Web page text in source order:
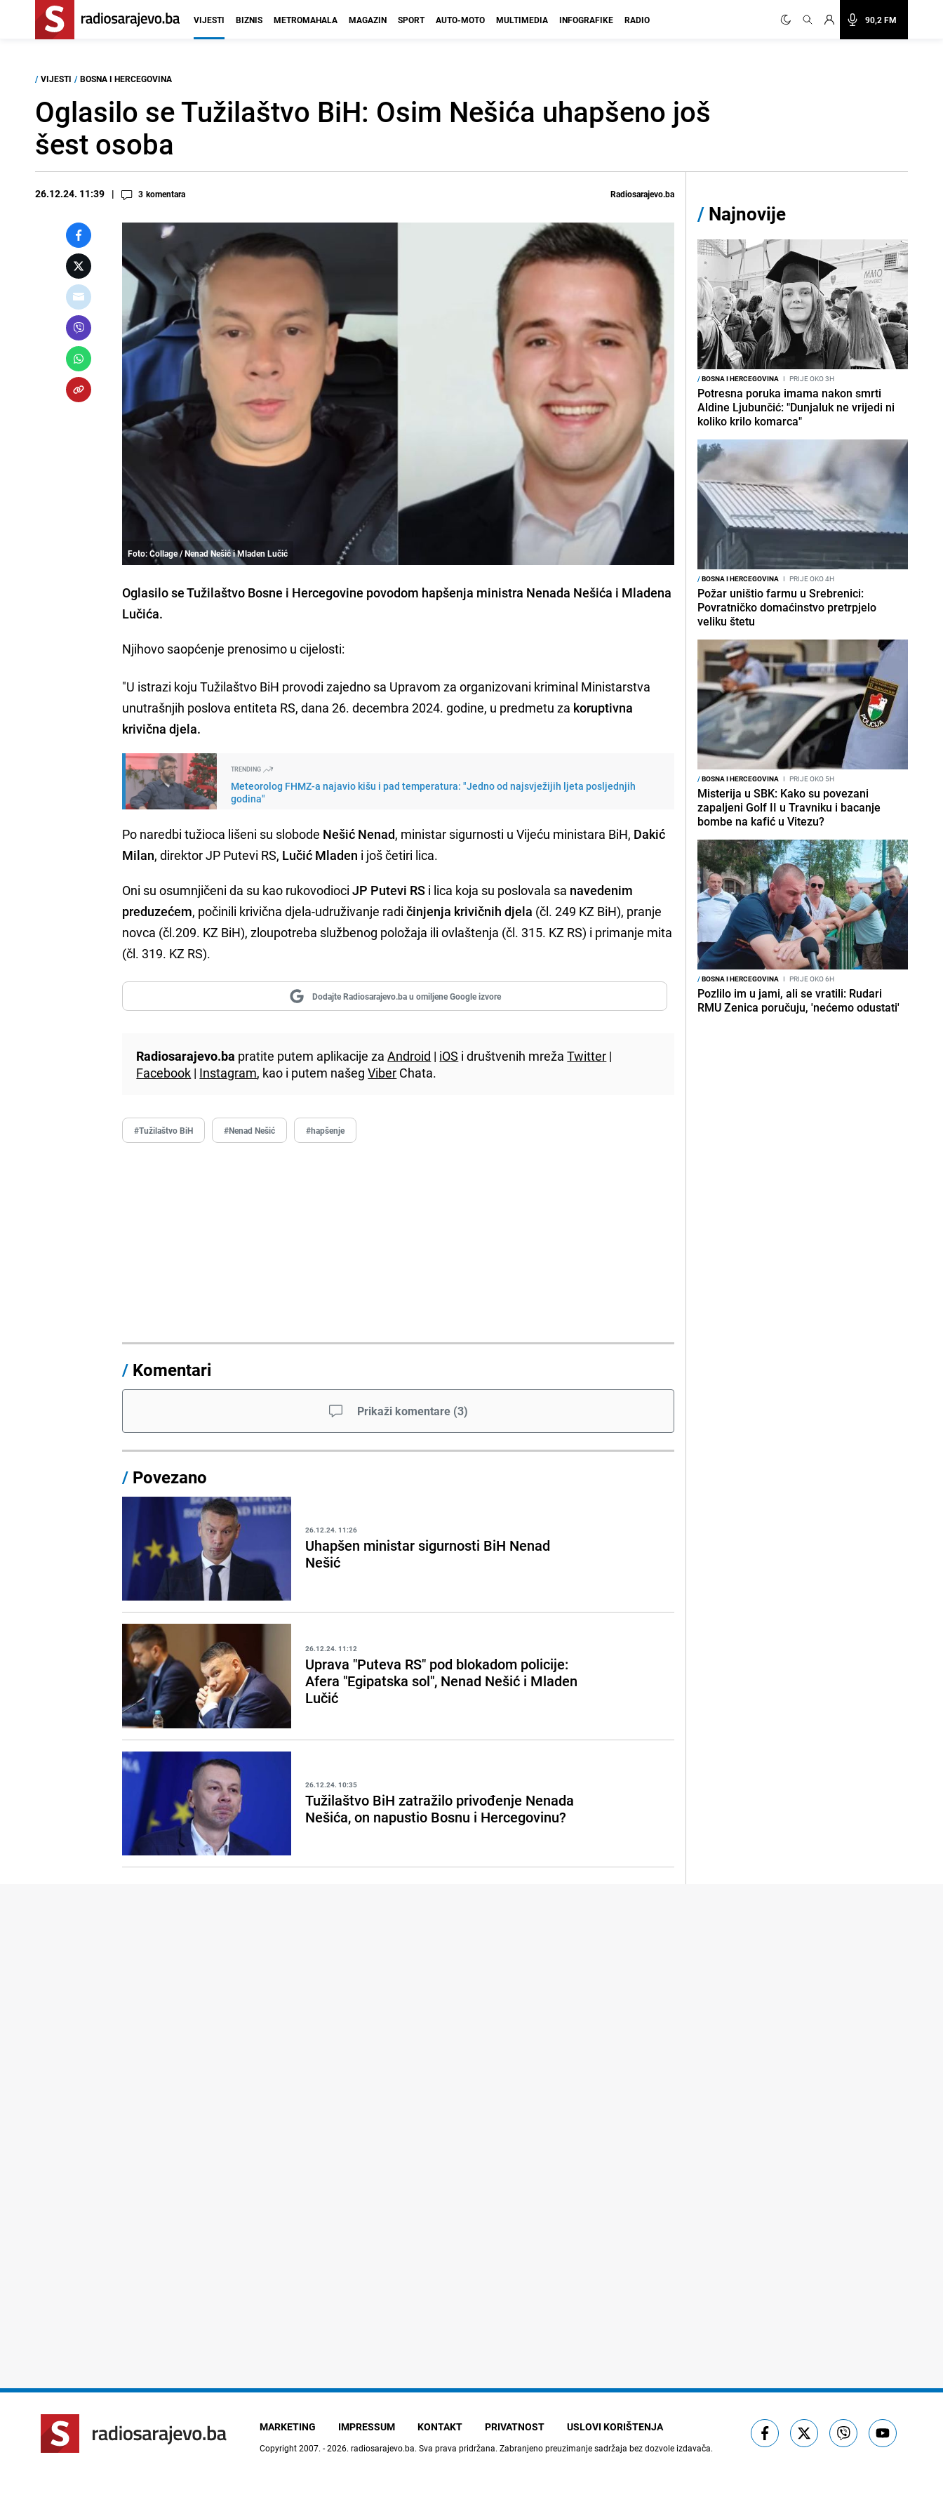
90,2 FM
VIJESTI BIZNIS METROMAHALA MAGAZIN SPORT AUTO-MOTO MULTIMEDIA INFOGRAFIKE RADIO
/ VIJESTI / BOSNA I HERCEGOVINA
Oglasilo se Tužilaštvo BiH: Osim Nešića uhapšeno još
šest osoba
26.12.24. 11:39 3 komentara Radiosarajevo.ba
Foto: Collage / Nenad Nešić i Mladen Lučić
Oglasilo se Tužilaštvo Bosne i Hercegovine povodom hapšenja ministra Nenada Nešića i Mladena
Lučića.
Njihovo saopćenje prenosimo u cijelosti:
"U istrazi koju Tužilaštvo BiH provodi zajedno sa Upravom za organizovani kriminal Ministarstva
unutrašnjih poslova entiteta RS, dana 26. decembra 2024. godine, u predmetu za koruptivna
krivična djela.
TRENDING
Meteorolog FHMZ-a najavio kišu i pad temperatura: "Jedno od najsvježijih ljeta posljednjih
godina"
Po naredbi tužioca lišeni su slobode Nešić Nenad, ministar sigurnosti u Vijeću ministara BiH, Dakić
Milan, direktor JP Putevi RS, Lučić Mladen i još četiri lica.
Oni su osumnjičeni da su kao rukovodioci JP Putevi RS i lica koja su poslovala sa navedenim
preduzećem, počinili krivična djela-udruživanje radičinjenja krivičnih djela (čl. 249 KZ BiH), pranje
novca (čl.209. KZ BiH), zloupotreba službenog položaja ili ovlaštenja (čl. 315. KZ RS) i primanje mita
(čl. 319. KZ RS).
Dodajte Radiosarajevo.ba u omiljene Google izvore
Radiosarajevo.ba pratite putem aplikacije zaAndroid | iOS i društvenih mrežaTwitter |
Facebook | Instagram, kao i putem našegViber Chata.
#Tužilaštvo BiH #Nenad Nešić #hapšenje
/ Komentari
Prikaži komentare (3)
/ Povezano
26.12.24. 11:26
Uhapšen ministar sigurnosti BiH Nenad
Nešić
26.12.24. 11:12
Uprava "Puteva RS" pod blokadom policije:
Afera "Egipatska sol", Nenad Nešić i Mladen
Lučić
26.12.24. 10:35
Tužilaštvo BiH zatražilo privođenje Nenada
Nešića, on napustio Bosnu i Hercegovinu?
/ Najnovije
/BOSNA I HERCEGOVINA I PRIJE OKO 3H
Potresna poruka imama nakon smrti
Aldine Ljubunčić: "Dunjaluk ne vrijedi ni
koliko krilo komarca"
/BOSNA I HERCEGOVINA I PRIJE OKO 4H
Požar uništio farmu u Srebrenici:
Povratničko domaćinstvo pretrpjelo
veliku štetu
/BOSNA I HERCEGOVINA I PRIJE OKO 5H
Misterija u SBK: Kako su povezani
zapaljeni Golf II u Travniku i bacanje
bombe na kafić u Vitezu?
/BOSNA I HERCEGOVINA I PRIJE OKO 6H
Pozlilo im u jami, ali se vratili: Rudari
RMU Zenica poručuju, 'nećemo odustati'
MARKETING IMPRESSUM KONTAKT PRIVATNOST USLOVI KORIŠTENJA
Copyright 2007. - 2026. radiosarajevo.ba. Sva prava pridržana. Zabranjeno preuzimanje sadržaja bez dozvole izdavača.